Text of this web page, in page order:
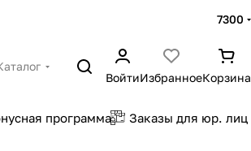
7300
ВойтиИзбранноеКорзина
программа Заказы для юр. лиц